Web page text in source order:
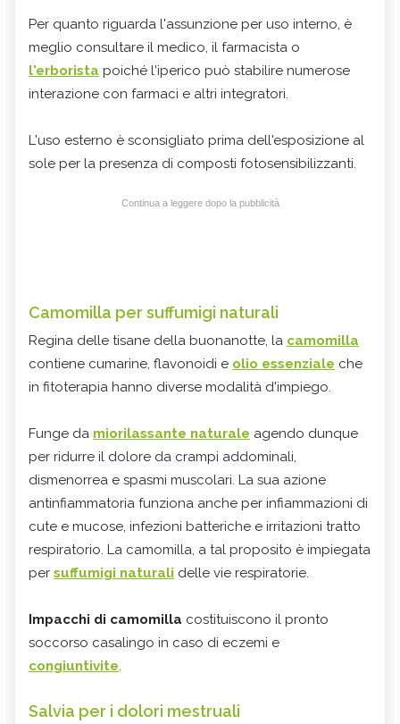
Per quanto riguarda l'assunzione per uso interno, è
meglio consultare il medico, il farmacista o
l'erborista poiché l'iperico può stabilire numerose
interazione con farmaci e altri integratori.
L'uso esterno è sconsigliato prima dell'esposizione al
sole per la presenza di composti fotosensibilizzanti.
Continua a leggere dopo la pubblicità
Camomilla per suffumigi naturali
Regina delle tisane della buonanotte, la camomilla
contiene cumarine, flavonoidi e olio essenziale che
in fitoterapia hanno diverse modalità d'impiego.
Funge da miorilassante naturale agendo dunque
per ridurre il dolore da crampi addominali,
dismenorrea e spasmi muscolari. La sua azione
antinfiammatoria funziona anche per infiammazioni di
cute e mucose, infezioni batteriche e irritazioni tratto
respiratorio. La camomilla, a tal proposito è impiegata
per suffumigi naturali delle vie respiratorie.
Impacchi di camomilla costituiscono il pronto
soccorso casalingo in caso di eczemi e
congiuntivite.
Salvia per i dolori mestruali